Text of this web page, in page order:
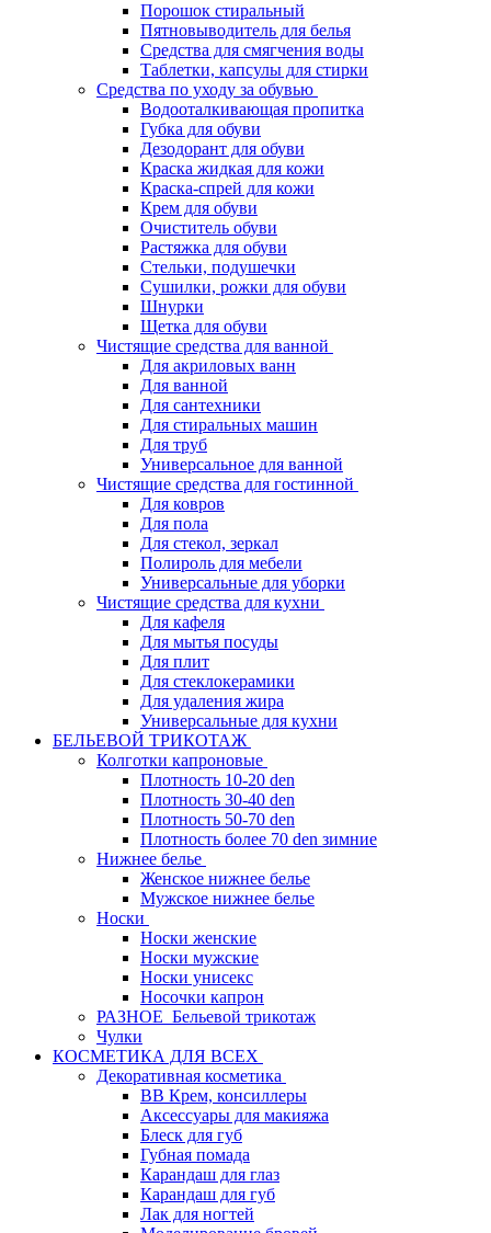
Порошок стиральный
Пятновыводитель для белья
Средства для смягчения воды
Таблетки, капсулы для стирки
Средства по уходу за обувью
Водооталкивающая пропитка
Губка для обуви
Дезодорант для обуви
Краска жидкая для кожи
Краска-спрей для кожи
Крем для обуви
Очиститель обуви
Растяжка для обуви
Стельки, подушечки
Сушилки, рожки для обуви
Шнурки
Щетка для обуви
Чистящие средства для ванной
Для акриловых ванн
Для ванной
Для сантехники
Для стиральных машин
Для труб
Универсальное для ванной
Чистящие средства для гостинной
Для ковров
Для пола
Для стекол, зеркал
Полироль для мебели
Универсальные для уборки
Чистящие средства для кухни
Для кафеля
Для мытья посуды
Для плит
Для стеклокерамики
Для удаления жира
Универсальные для кухни
БЕЛЬЕВОЙ ТРИКОТАЖ
Колготки капроновые
Плотность 10-20 den
Плотность 30-40 den
Плотность 50-70 den
Плотность более 70 den зимние
Нижнее белье
Женское нижнее белье
Мужское нижнее белье
Носки
Носки женские
Носки мужские
Носки унисекс
Носочки капрон
РАЗНОЕ_Бельевой трикотаж
Чулки
КОСМЕТИКА ДЛЯ ВСЕХ
Декоративная косметика
BB Крем, консиллеры
Аксессуары для макияжа
Блеск для губ
Губная помада
Карандаш для глаз
Карандаш для губ
Лак для ногтей